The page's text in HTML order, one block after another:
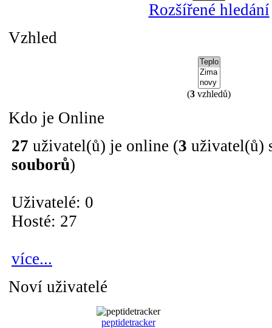
Rozšířené hledání
Vzhled
(3 vzhledů)
Kdo je Online
27 uživatel(ů) je online (3
souborů)
Uživatelé: 0
Hosté: 27
více...
Noví uživatelé
peptidetracker